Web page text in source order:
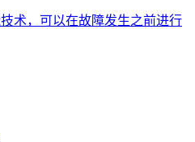
术，可以在故障发生之前进行